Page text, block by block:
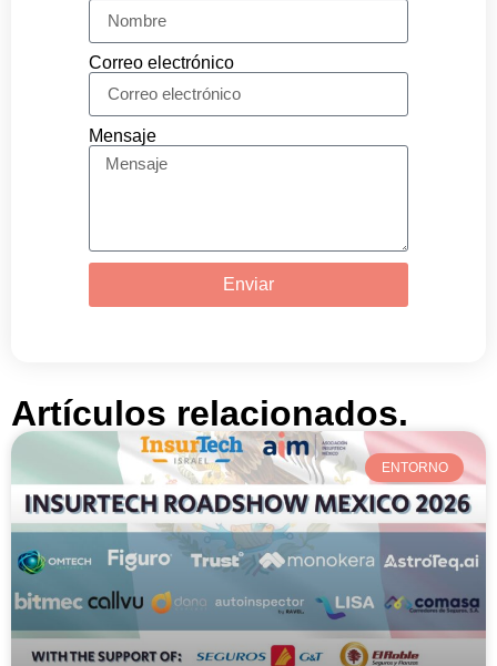
Correo electrónico
Mensaje
Enviar
Artículos relacionados.
ENTORNO